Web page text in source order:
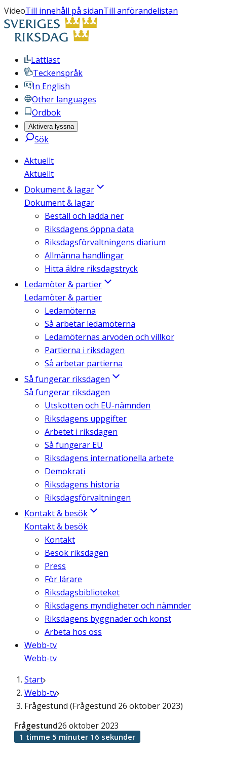
VideoTill innehåll på sidanTill anförandelistan
Lättläst
Teckenspråk
In English
Other languages
Ordbok
Aktivera lyssna
Sök
Aktuellt
Aktuellt
Dokument & lagar
Dokument & lagar
Beställ och ladda ner
Riksdagens öppna data
Riksdagsförvaltningens diarium
Allmänna handlingar
Hitta äldre riksdagstryck
Ledamöter & partier
Ledamöter & partier
Ledamöterna
Så arbetar ledamöterna
Ledamöternas arvoden och villkor
Partierna i riksdagen
Så arbetar partierna
Så fungerar riksdagen
Så fungerar riksdagen
Utskotten och EU-nämnden
Riksdagens uppgifter
Arbetet i riksdagen
Så fungerar EU
Riksdagens internationella arbete
Demokrati
Riksdagens historia
Riksdagsförvaltningen
Kontakt & besök
Kontakt & besök
Kontakt
Besök riksdagen
Press
För lärare
Riksdagsbiblioteket
Riksdagens myndigheter och nämnder
Riksdagens byggnader och konst
Arbeta hos oss
Webb-tv
Webb-tv
Start
Webb-tv
Frågestund (Frågestund 26 oktober 2023)
Frågestund26 oktober 2023
1 timme 5 minuter 16 sekunder